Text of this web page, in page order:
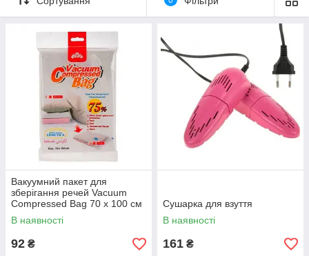
Вакуумний пакет для
зберігання речей Vacuum
Compressed Bag 70 х 100 см
В наявності
92 ₴
Сушарка для взуття
В наявності
161 ₴